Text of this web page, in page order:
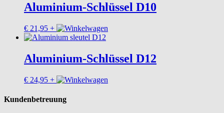
Aluminium-Schlüssel D10
€ 21,95 +
Aluminium-Schlüssel D12
€ 24,95 +
Kundenbetreuung